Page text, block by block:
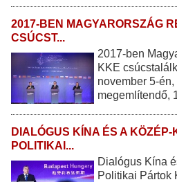
2017-BEN MAGYARORSZÁG
CSÚCST...
2017-ben
KKE
november 5-
megemlítendő,
DIALÓGUS KÍNA ÉS A KÖZÉP-
POLITIKAI...
Dialógus Kína
Politikai Pártok